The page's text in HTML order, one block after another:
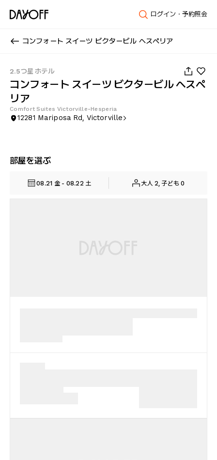
ログイン・予約照会
コンフォート スイーツ ビクタービル ヘスペリア
2.5つ星 ホテル
コンフォート スイーツ ビクタービル ヘスペ
リア
Comfort Suites Victorville-Hesperia
12281 Mariposa Rd, Victorville
部屋を選ぶ
08.21 金 - 08.22 土 大人 2, 子ども 0